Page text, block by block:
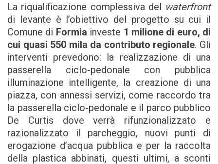
La riqualificazione complessiva del waterfront
di levante è l’obiettivo del progetto su cui il
Comune di Formia investe 1 milione di euro, di
cui quasi 550 mila da contributo regionale. Gli
interventi prevedono: la realizzazione di una
passerella ciclo-pedonale con pubblica
illuminazione intelligente, la creazione di una
piazza, con annessi servizi, come raccordo tra
la passerella ciclo-pedonale e il parco pubblico
De Curtis dove verrà rifunzionalizzato e
razionalizzato il parcheggio, nuovi punti di
erogazione d’acqua pubblica e per la raccolta
della plastica abbinati, questi ultimi, a sconti